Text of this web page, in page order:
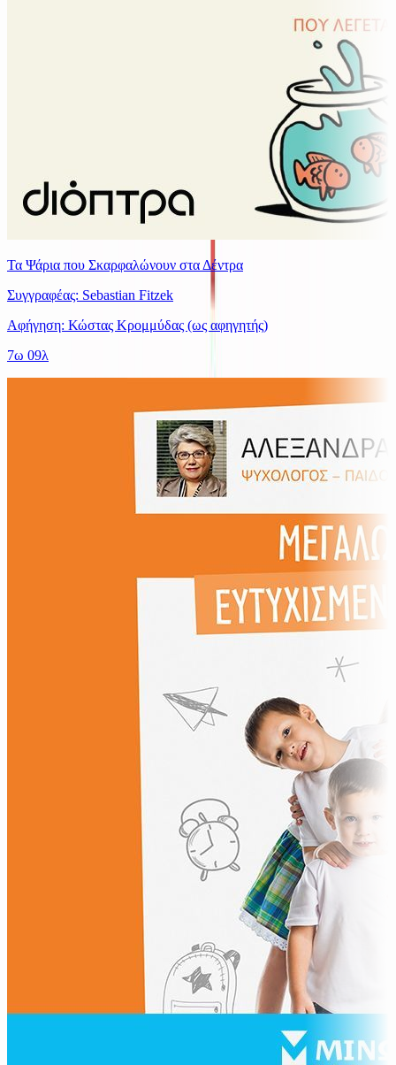
Τα Ψάρια που Σκαρφαλώνουν στα Δέντρα
Συγγραφέας: Sebastian Fitzek
Αφήγηση: Κώστας Κρομμύδας (ως αφηγητής)
7ω 09λ